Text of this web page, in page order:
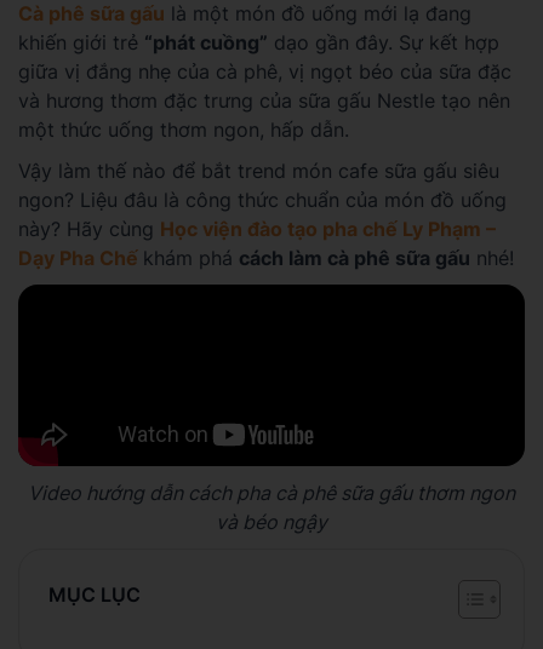
Cà phê sữa gấu là một món đồ uống mới lạ đang
khiến giới trẻ “phát cuồng” dạo gần đây. Sự kết hợp
giữa vị đắng nhẹ của cà phê, vị ngọt béo của sữa đặc
và hương thơm đặc trưng của sữa gấu Nestle tạo nên
một thức uống thơm ngon, hấp dẫn.
Vậy làm thế nào để bắt trend món cafe sữa gấu siêu
ngon? Liệu đâu là công thức chuẩn của món đồ uống
này? Hãy cùng Học viện đào tạo pha chế Ly Phạm –
Dạy Pha Chế khám phá cách làm cà phê sữa gấu nhé!
Video hướng dẫn cách pha cà phê sữa gấu thơm ngon
và béo ngậy
MỤC LỤC